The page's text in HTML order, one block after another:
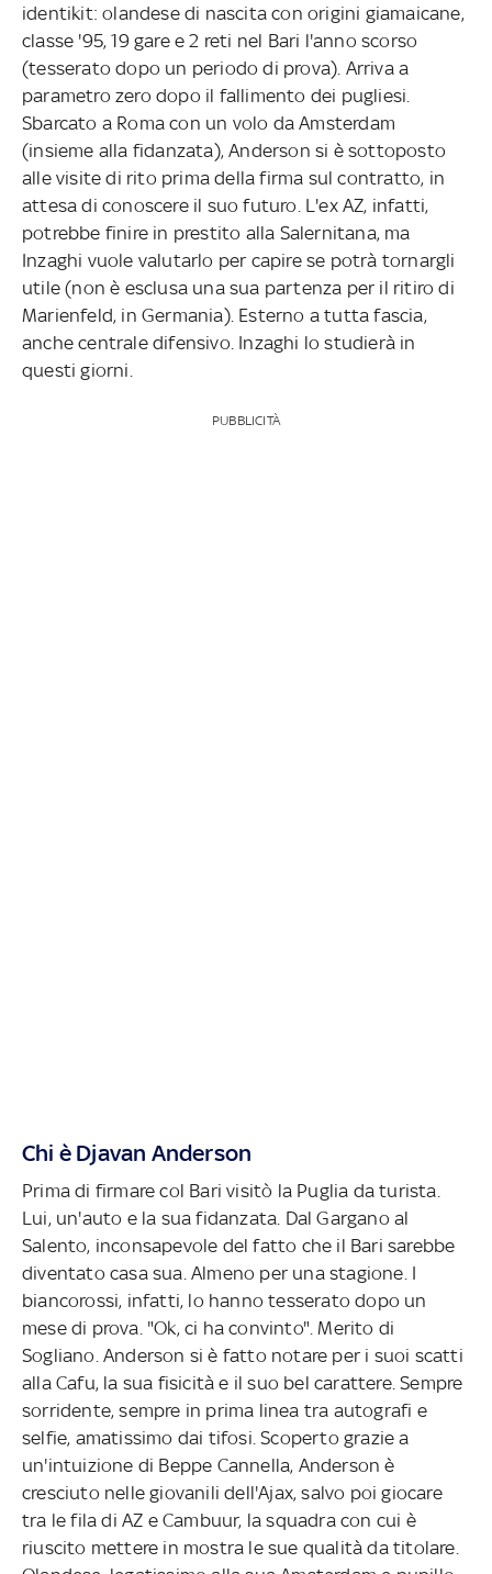
identikit: olandese di nascita con origini giamaicane,
classe '95, 19 gare e 2 reti nel Bari l'anno scorso
(tesserato dopo un periodo di prova). Arriva a
parametro zero dopo il fallimento dei pugliesi.
Sbarcato a Roma con un volo da Amsterdam
(insieme alla fidanzata), Anderson si è sottoposto
alle visite di rito prima della firma sul contratto, in
attesa di conoscere il suo futuro. L'ex AZ, infatti,
potrebbe finire in prestito alla Salernitana, ma
Inzaghi vuole valutarlo per capire se potrà tornargli
utile (non è esclusa una sua partenza per il ritiro di
Marienfeld, in Germania). Esterno a tutta fascia,
anche centrale difensivo. Inzaghi lo studierà in
questi giorni.
PUBBLICITÀ
Chi è Djavan Anderson
Prima di firmare col Bari visitò la Puglia da turista.
Lui, un'auto e la sua fidanzata. Dal Gargano al
Salento, inconsapevole del fatto che il Bari sarebbe
diventato casa sua. Almeno per una stagione. I
biancorossi, infatti, lo hanno tesserato dopo un
mese di prova. "Ok, ci ha convinto". Merito di
Sogliano. Anderson si è fatto notare per i suoi scatti
alla Cafu, la sua fisicità e il suo bel carattere. Sempre
sorridente, sempre in prima linea tra autografi e
selfie, amatissimo dai tifosi. Scoperto grazie a
un'intuizione di Beppe Cannella, Anderson è
cresciuto nelle giovanili dell'Ajax, salvo poi giocare
tra le fila di AZ e Cambuur, la squadra con cui è
riuscito mettere in mostra le sue qualità da titolare.